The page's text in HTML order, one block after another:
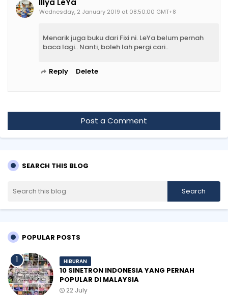
Illya LeYa
Wednesday, 2 January 2019 at 08:50:00 GMT+8
Menarik juga buku dari Fixi ni. LeYa belum pernah
baca lagi.. Nanti, boleh lah pergi cari..
Reply Delete
Post a Comment
SEARCH THIS BLOG
POPULAR POSTS
HIBURAN
10 SINETRON INDONESIA YANG PERNAH
POPULAR DI MALAYSIA
22 July